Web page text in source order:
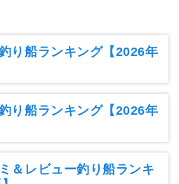
り船ランキング【2026年
り船ランキング【2026年
＆レビュー釣り船ランキ